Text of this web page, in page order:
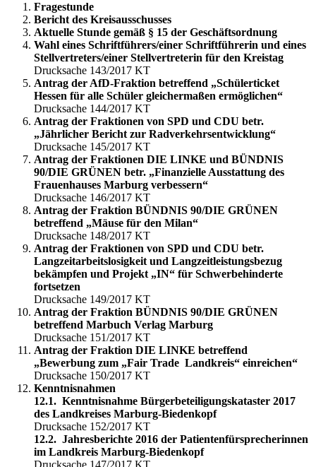
Fragestunde
Bericht des Kreisausschusses
Aktuelle Stunde gemäß § 15 der Geschäftsordnung
Wahl eines Schriftführers/einer Schriftführerin und eines
Stellvertreters/einer Stellvertreterin für den Kreistag
Drucksache 143/2017 KT
Antrag der AfD-Fraktion betreffend „Schülerticket
Hessen für alle Schüler gleichermaßen ermöglichen“
Drucksache 144/2017 KT
Antrag der Fraktionen von SPD und CDU betr.
„Jährlicher Bericht zur Radverkehrsentwicklung“
Drucksache 145/2017 KT
Antrag der Fraktionen DIE LINKE und BÜNDNIS
90/DIE GRÜNEN betr. „Finanzielle Ausstattung des
Frauenhauses Marburg verbessern“
Drucksache 146/2017 KT
Antrag der Fraktion BÜNDNIS 90/DIE GRÜNEN
betreffend „Mäuse für den Milan“
Drucksache 148/2017 KT
Antrag der Fraktionen von SPD und CDU betr.
Langzeitarbeitslosigkeit und Langzeitleistungsbezug
bekämpfen und Projekt „IN“ für Schwerbehinderte
fortsetzen
Drucksache 149/2017 KT
Antrag der Fraktion BÜNDNIS 90/DIE GRÜNEN
betreffend Marbuch Verlag Marburg
Drucksache 151/2017 KT
Antrag der Fraktion DIE LINKE betreffend
„Bewerbung zum „Fair Trade Landkreis“ einreichen“
Drucksache 150/2017 KT
Kenntnisnahmen
12.1. Kenntnisnahme Bürgerbeteiligungskataster 2017
des Landkreises Marburg-Biedenkopf
Drucksache 152/2017 KT
12.2. Jahresberichte 2016 der Patientenfürsprecherinnen
im Landkreis Marburg-Biedenkopf